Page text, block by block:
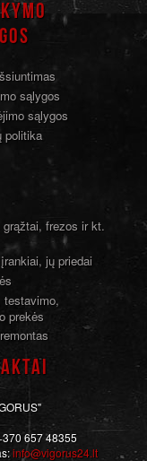
sąlygos
sąlygos
politika
frezos ir kt.
jų priedai
testavimo,
prekės
657 48355
info@vigorus24.lt